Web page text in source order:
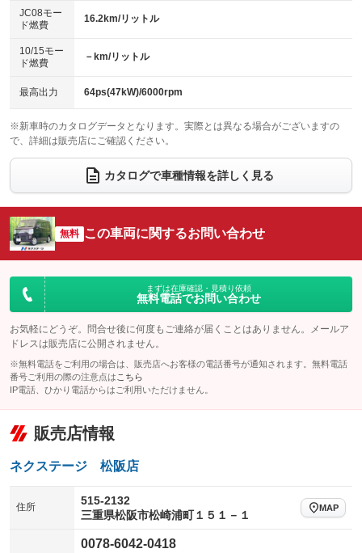
電動格納ミラー
：装備あり
：装備なし
パワーシート
ベンチシート
：装備あり
チップアップシート
：装備なし
：装備なし ：装備なし
ウォークスルー
：装備なし
電動リアゲート フロントカメラ
：装備なし
：装備なし ：装備なし
サイドカメラ
：装備なし ルーフレール
：装備なし
：装備なし
：装備なし
JC08モー
ド燃費
16.2km/リットル
10/15モー
ド燃費
－km/リットル
最高出力 64ps(47kW)/6000rpm
※新車時のカタログデータとなります。実際とは異なる場合がございますの
で、詳細は販売店にご確認ください。
カタログで車種情報を詳しく見る
無料 この車両に関するお問い合わせ
まずは在庫確認・見積り依頼
無料電話でお問い合わせ
お気軽にどうぞ。問合せ後に何度もご連絡が届くことはありません。メールア
ドレスは販売店に公開されません。
※無料電話をご利用の場合は、販売店へお客様の電話番号が通知されます。無料電話
番号ご利用の際の注意点は こちら
IP電話、ひかり電話からはご利用いただけません。
販売店情報
ネクステージ 松阪店
住所
515-2132
三重県松阪市松崎浦町１５１－１
MAP
0078-6042-0418